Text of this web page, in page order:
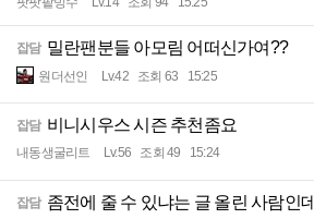
잡담 밀란팬분들 아모림 어떠신가여??
원더선인 Lv.42 조회 63 15:25
잡담 비니시우스 시즌 추천좀요
내동생굴리트 Lv.56 조회 49 15:24
잡담 좀전에 줄 수 있냐는 글 올린 사람인데